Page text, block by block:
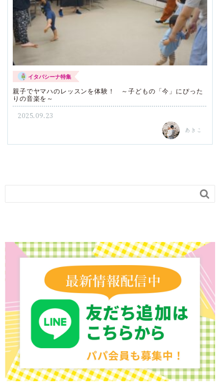
イタバシーナ特集
親子でヤマハのレッスンを体験！ ～子どもの「今」にぴった
りの音楽を～
2025.09.23
あきこ
